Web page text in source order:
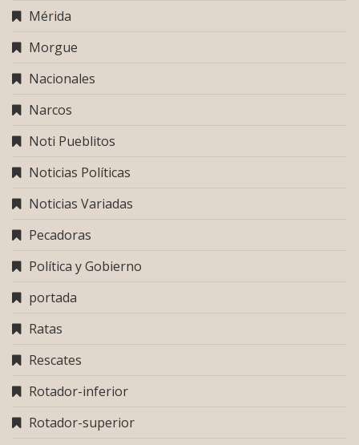
Mérida
Morgue
Nacionales
Narcos
Noti Pueblitos
Noticias Políticas
Noticias Variadas
Pecadoras
Política y Gobierno
portada
Ratas
Rescates
Rotador-inferior
Rotador-superior